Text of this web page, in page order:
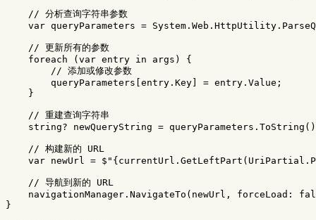
// 分析查询字符串参数
var queryParameters = System . Web . HttpUtility .
// 更新所有的参数
foreach
( var entry in args )
{
// 添加或修改参数
queryParameters entry . Key = entry . Value ;
}
// 重建查询字符串
string? newQueryString = queryParameters . ToString
// 构建新的 URL
var newUrl = $" { currentUrl . GetLeftPart ( UriPartial .
// 导航到新的 URL
navigationManager . NavigateTo ( newUrl , forceLoad :
}